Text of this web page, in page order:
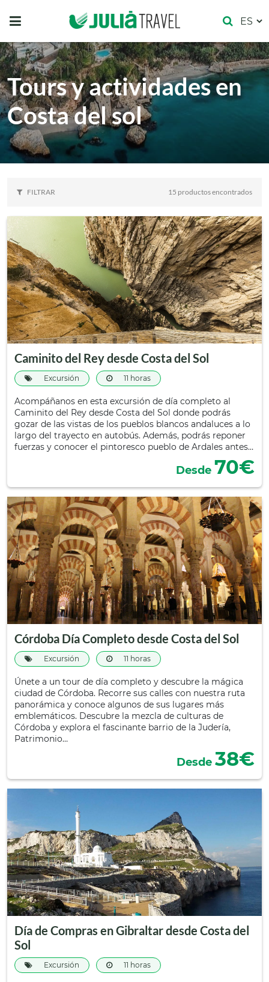
Tours y actividades en
Costa del sol
FILTRAR 15 productos encontrados
Caminito del Rey desde Costa del Sol
Excursión 11 horas
Acompáñanos en esta excursión de día completo al
Caminito del Rey desde Costa del Sol donde podrás
gozar de las vistas de los pueblos blancos andaluces a lo
largo del trayecto en autobús. Además, podrás reponer
fuerzas y conocer el pintoresco pueblo de Ardales antes…
Desde 70€
Córdoba Día Completo desde Costa del Sol
Excursión 11 horas
Únete a un tour de día completo y descubre la mágica
ciudad de Córdoba. Recorre sus calles con nuestra ruta
panorámica y conoce algunos de sus lugares más
emblemáticos. Descubre la mezcla de culturas de
Córdoba y explora el fascinante barrio de la Judería,
Patrimonio…
Desde 38€
Día de Compras en Gibraltar desde Costa del
Sol
Excursión 11 horas